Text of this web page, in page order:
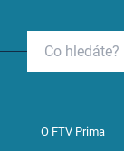
O FTV Prima